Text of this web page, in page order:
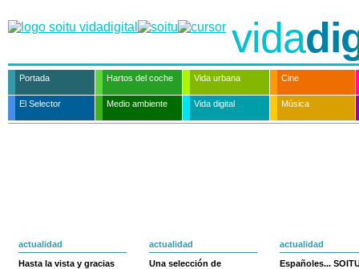
vida
Portada Hartos del coche Vida urbana Cine
El Selector Medio ambiente Vida digital Música
actualidad
Hasta la vista y gracias
actualidad
Una selección de
actualidad
Españoles...